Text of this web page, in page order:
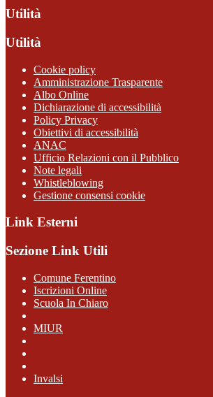
Utilità
Utilità
Cookie policy
Amministrazione Trasparente
Albo Online
Dichiarazione di accessibilità
Policy Privacy
Obiettivi di accessibilità
ANAC
Ufficio Relazioni con il Pubblico
Note legali
Whistleblowing
Gestione consensi cookie
Link Esterni
Sezione Link Utili
Comune Ferentino
Iscrizioni Online
Scuola In Chiaro
MIUR
Invalsi